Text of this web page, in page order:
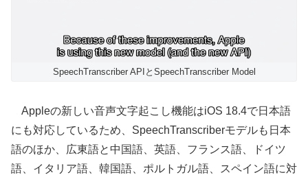
SpeechTranscriber APIとSpeechTranscriber Model
Appleの新しい音声文字起こし機能はiOS 18.4で日本語
にも対応しているため、SpeechTranscriberモデルも日本
語のほか、広東語と中国語、英語、フランス語、ドイツ
語、イタリア語、韓国語、ポルトガル語、スペイン語に対